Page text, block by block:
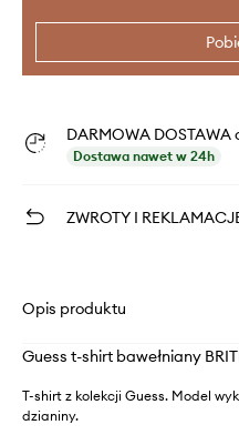
DARMOWA DOSTAWA
Dostawa nawet w 24h
ZWROTY I
Opis produktu
Guess t-shirt bawełniany
T-shirt z kolekcji Guess. Model
dzianiny.